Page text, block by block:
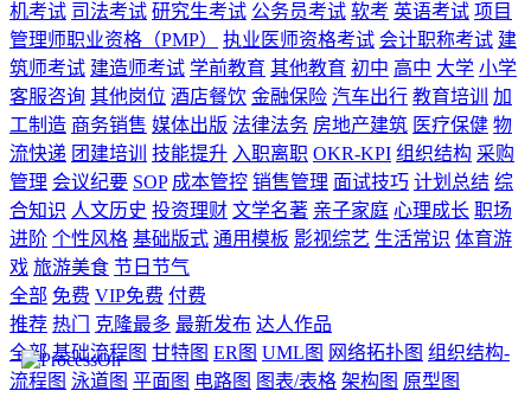
机考试 司法考试 研究生考试 公务员考试 软考 英语考试 项目
管理师职业资格（PMP）
执业医师资格考试 会计职称考试 建
筑师考试 建造师考试 学前教育 其他教育 初中 高中 大学 小学
客服咨询 其他岗位 酒店餐饮 金融保险 汽车出行 教育培训
加
工制造 商务销售 媒体出版 法律法务 房地产建筑 医疗保健 物
流快递 团建培训 技能提升 入职离职 OKR-KPI 组织结构 采购
管理 会议纪要 SOP 成本管控 销售管理 面试技巧 计划总结 综
合知识 人文历史 投资理财 文学名著 亲子家庭 心理成长 职场
进阶 个性风格 基础版式 通用模板 影视综艺 生活常识 体育游
戏 旅游美食 节日节气
全部 免费 VIP免费 付费
推荐 热门 克隆最多 最新发布 达人作品
全部 基础流程图 甘特图 ER图 UML图 网络拓扑图 组织结构-
流程图 泳道图 平面图 电路图 图表/表格 架构图 原型图